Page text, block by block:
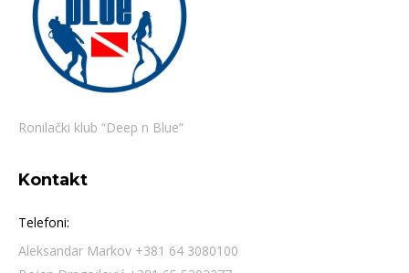
Ronilački klub “Deep n Blue”
Kontakt
Telefoni:
Aleksandar Markov +381 64 3080100